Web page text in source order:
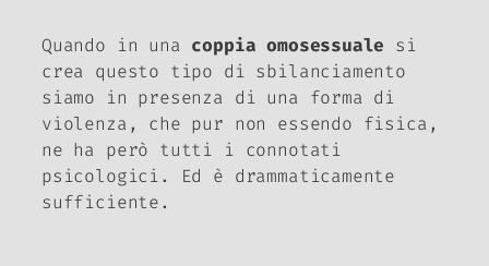
Quando in una coppia omosessuale si
crea questo tipo di sbilanciamento
siamo in presenza di una forma di
violenza, che pur non essendo fisica,
ne ha però tutti i connotati
psicologici. Ed è drammaticamente
sufficiente.